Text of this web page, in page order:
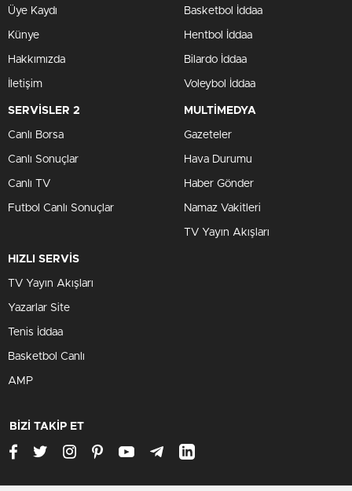
Üye Kaydı
Künye
Hakkımızda
İletişim
Basketbol İddaa
Hentbol İddaa
Bilardo İddaa
Voleybol İddaa
SERVİSLER 2
Canlı Borsa
Canlı Sonuçlar
Canlı TV
Futbol Canlı Sonuçlar
MULTİMEDYA
Gazeteler
Hava Durumu
Haber Gönder
Namaz Vakitleri
TV Yayın Akışları
HIZLI SERVİS
TV Yayın Akışları
Yazarlar Site
Tenis İddaa
Basketbol Canlı
AMP
BİZİ TAKİP ET